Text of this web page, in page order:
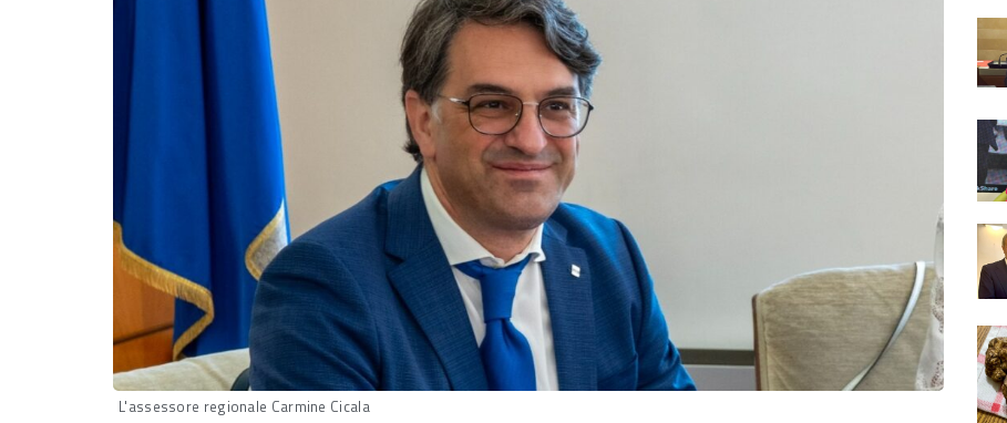
L'assessore regionale Carmine Cicala